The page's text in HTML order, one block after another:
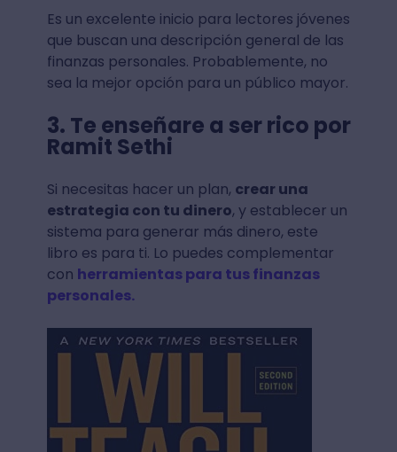
Es un excelente inicio para lectores jóvenes
que buscan una descripción general de las
finanzas personales. Probablemente, no
sea la mejor opción para un público mayor.
3. Te enseñare a ser rico por
Ramit Sethi
Si necesitas hacer un plan, crear una
estrategia con tu dinero, y establecer un
sistema para generar más dinero, este
libro es para ti. Lo puedes complementar
con herramientas para tus finanzas
personales.